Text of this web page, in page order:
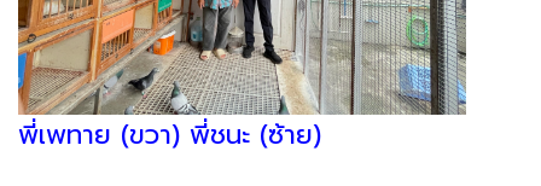
พี่เพทาย (ขวา) พี่ชนะ (ซ้าย)